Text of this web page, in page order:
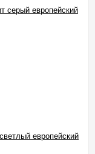
серый европейский
европейский